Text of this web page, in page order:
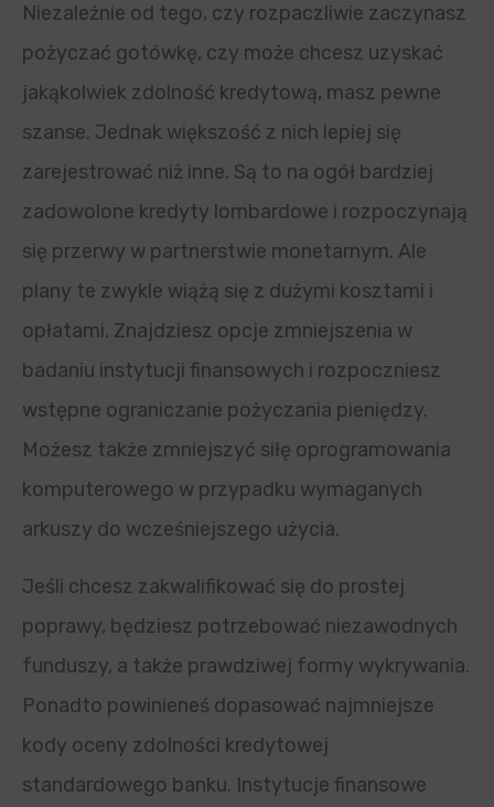
Niezależnie od tego, czy rozpaczliwie zaczynasz
pożyczać gotówkę, czy może chcesz uzyskać
jakąkolwiek zdolność kredytową, masz pewne
szanse. Jednak większość z nich lepiej się
zarejestrować niż inne. Są to na ogół bardziej
zadowolone kredyty lombardowe i rozpoczynają
się przerwy w partnerstwie monetarnym. Ale
plany te zwykle wiążą się z dużymi kosztami i
opłatami. Znajdziesz opcje zmniejszenia w
badaniu instytucji finansowych i rozpoczniesz
wstępne ograniczanie pożyczania pieniędzy.
Możesz także zmniejszyć siłę oprogramowania
komputerowego w przypadku wymaganych
arkuszy do wcześniejszego użycia.
Jeśli chcesz zakwalifikować się do prostej
poprawy, będziesz potrzebować niezawodnych
funduszy, a także prawdziwej formy wykrywania.
Ponadto powinieneś dopasować najmniejsze
kody oceny zdolności kredytowej
standardowego banku. Instytucje finansowe